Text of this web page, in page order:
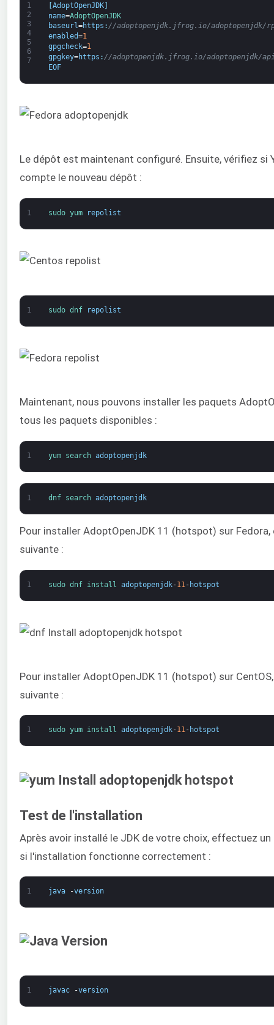
1
2
3
4
5
6
7
[AdoptOpenJDK]
name=AdoptOpenJDK
baseurl=https : //adoptopenjdk.jfrog.io/adoptopenjdk/
enabled=1
gpgcheck=1
gpgkey=https : //adoptopenjdk.jfrog.io/adoptopenjdk/
EOF
Le dépôt est maintenant configuré. Ensuite, vérifiez si
compte le nouveau dépôt :
1 sudo yum repolist
1 sudo dnf repolist
Maintenant, nous pouvons installer les paquets
tous les paquets disponibles :
1 yum search adoptopenjdk
1 dnf search adoptopenjdk
Pour installer AdoptOpenJDK 11 (hotspot) sur
suivante :
1 sudo dnf install adoptopenjdk-11 - hotspot
Pour installer AdoptOpenJDK 11 (hotspot) sur
suivante :
1 sudo yum install adoptopenjdk-11- hotspot
Test de l'installation
Après avoir installé le JDK de votre choix, effectuez
si l'installation fonctionne correctement :
1 java -version
1 javac -version